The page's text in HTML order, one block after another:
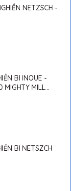
NETZSCH -
BI INOUE -
BI NETSZCH